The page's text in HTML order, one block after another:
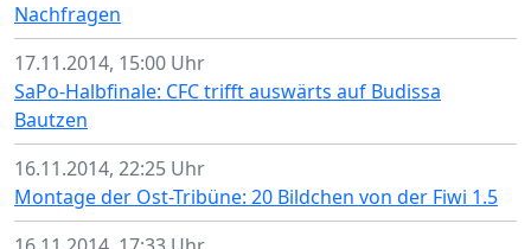
Nachfragen
17.11.2014, 15:00 Uhr
SaPo-Halbfinale: CFC trifft auswärts auf Budissa
Bautzen
16.11.2014, 22:25 Uhr
Montage der Ost-Tribüne: 20 Bildchen von der Fiwi 1.5